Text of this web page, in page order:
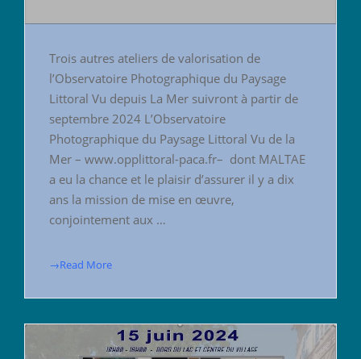
Trois autres ateliers de valorisation de
l’Observatoire Photographique du Paysage
Littoral Vu depuis La Mer suivront à partir de
septembre 2024 L’Observatoire
Photographique du Paysage Littoral Vu de la
Mer – www.opplittoral-paca.fr– dont MALTAE
a eu la chance et le plaisir d’assurer il y a dix
ans la mission de mise en œuvre,
conjointement aux …
→Read More